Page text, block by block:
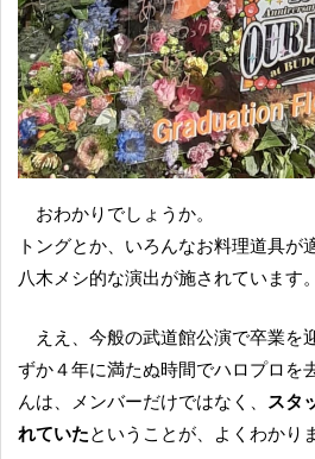
おわかりでしょうか。
トングとか、いろんなお料理道具が
八木メシ的な演出が施されています。
ええ、今般の武道館公演で卒業を迎えることになった、わ
ずか４年に満たぬ時間でハロプロを
んは、メンバーだけではなく、
スタ
れていたということが、よくわかり